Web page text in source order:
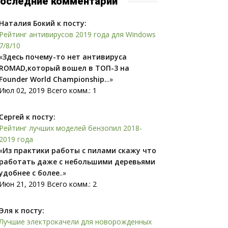
Бокий к посту:
антивирусов 2019 года для Windows
8/10
Здесь почему-то нет антивируса
вошел в ТОП-3 на
World Championship...»
02, 2019 Всего комм.: 1
к посту:
лучших моделей бензопил 2018-
года
Из практики работы с пилами скажу что
даже с небольшими деревьями
с более..»
21, 2019 Всего комм.: 2
к посту:
электрокачели для новорожденных